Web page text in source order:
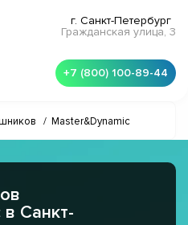
г. Санкт-Петербург
Гражданская улица, 3
+7 (800) 100-89-44
/ Master&Dynamic
Санкт-